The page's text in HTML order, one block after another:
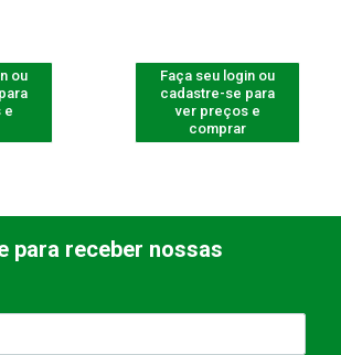
ou
e
Faça seu login ou
cadastre-se para
ver preços e
comprar
para receber nossas